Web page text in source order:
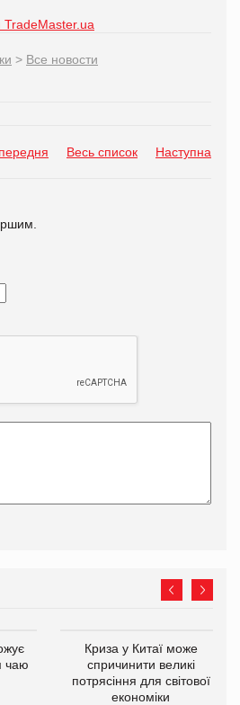
TradeMaster.ua
> Все новости
Весь список Наступна
чаю
Криза у Китаї може
спричинити великі
потрясіння для світової
економіки